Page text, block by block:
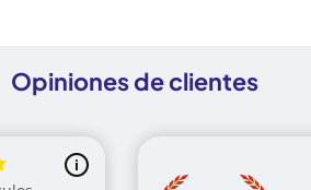
Opiniones de clientes